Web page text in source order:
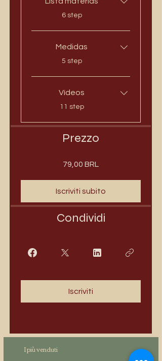
.
6 step
Medidas
.
5 step
Vídeos
.
11 step
Prezzo
79,00 BRL
Iscriviti subito
Condividi
Iscriviti
I più venduti